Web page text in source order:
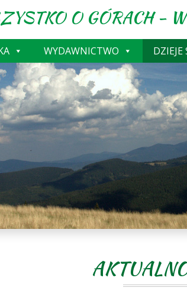
O GÓRACH -
WYDAWNICTWO DZIEJE